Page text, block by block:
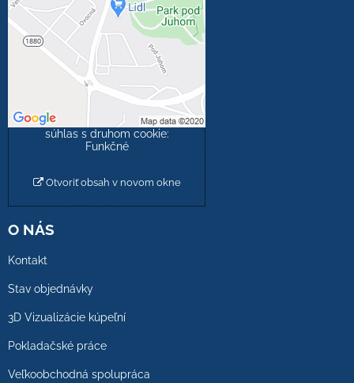
súkromia
Prajete si načítať externý
obsah?
Povoliť tentokrát
Povoliť a zapamätať -
súhlas s druhom cookie:
Funkčné
Otvoriť obsah v novom okne
O NÁS
Kontakt
Stav objednávky
3D Vizualizácie kúpeľní
Pokladačské práce
Veľkoobchodná spolupráca